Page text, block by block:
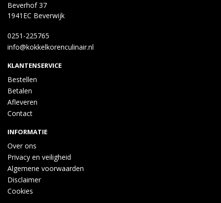
Beverhof 37
1941EC Beverwijk
0251-225765
info@kokkelkorenculinair.nl
KLANTENSERVICE
Bestellen
Betalen
Afleveren
Contact
INFORMATIE
Over ons
Privacy en veiligheid
Algemene voorwaarden
Disclaimer
Cookies